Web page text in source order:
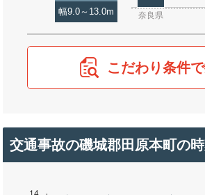
幅9.0～13.0m 奈良県
こだわり条件
交通事故の磯城郡田原本町の